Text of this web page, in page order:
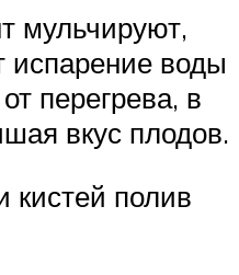
мульчируют,
испарение воды
перегрева, в
вкус плодов.
кистей полив